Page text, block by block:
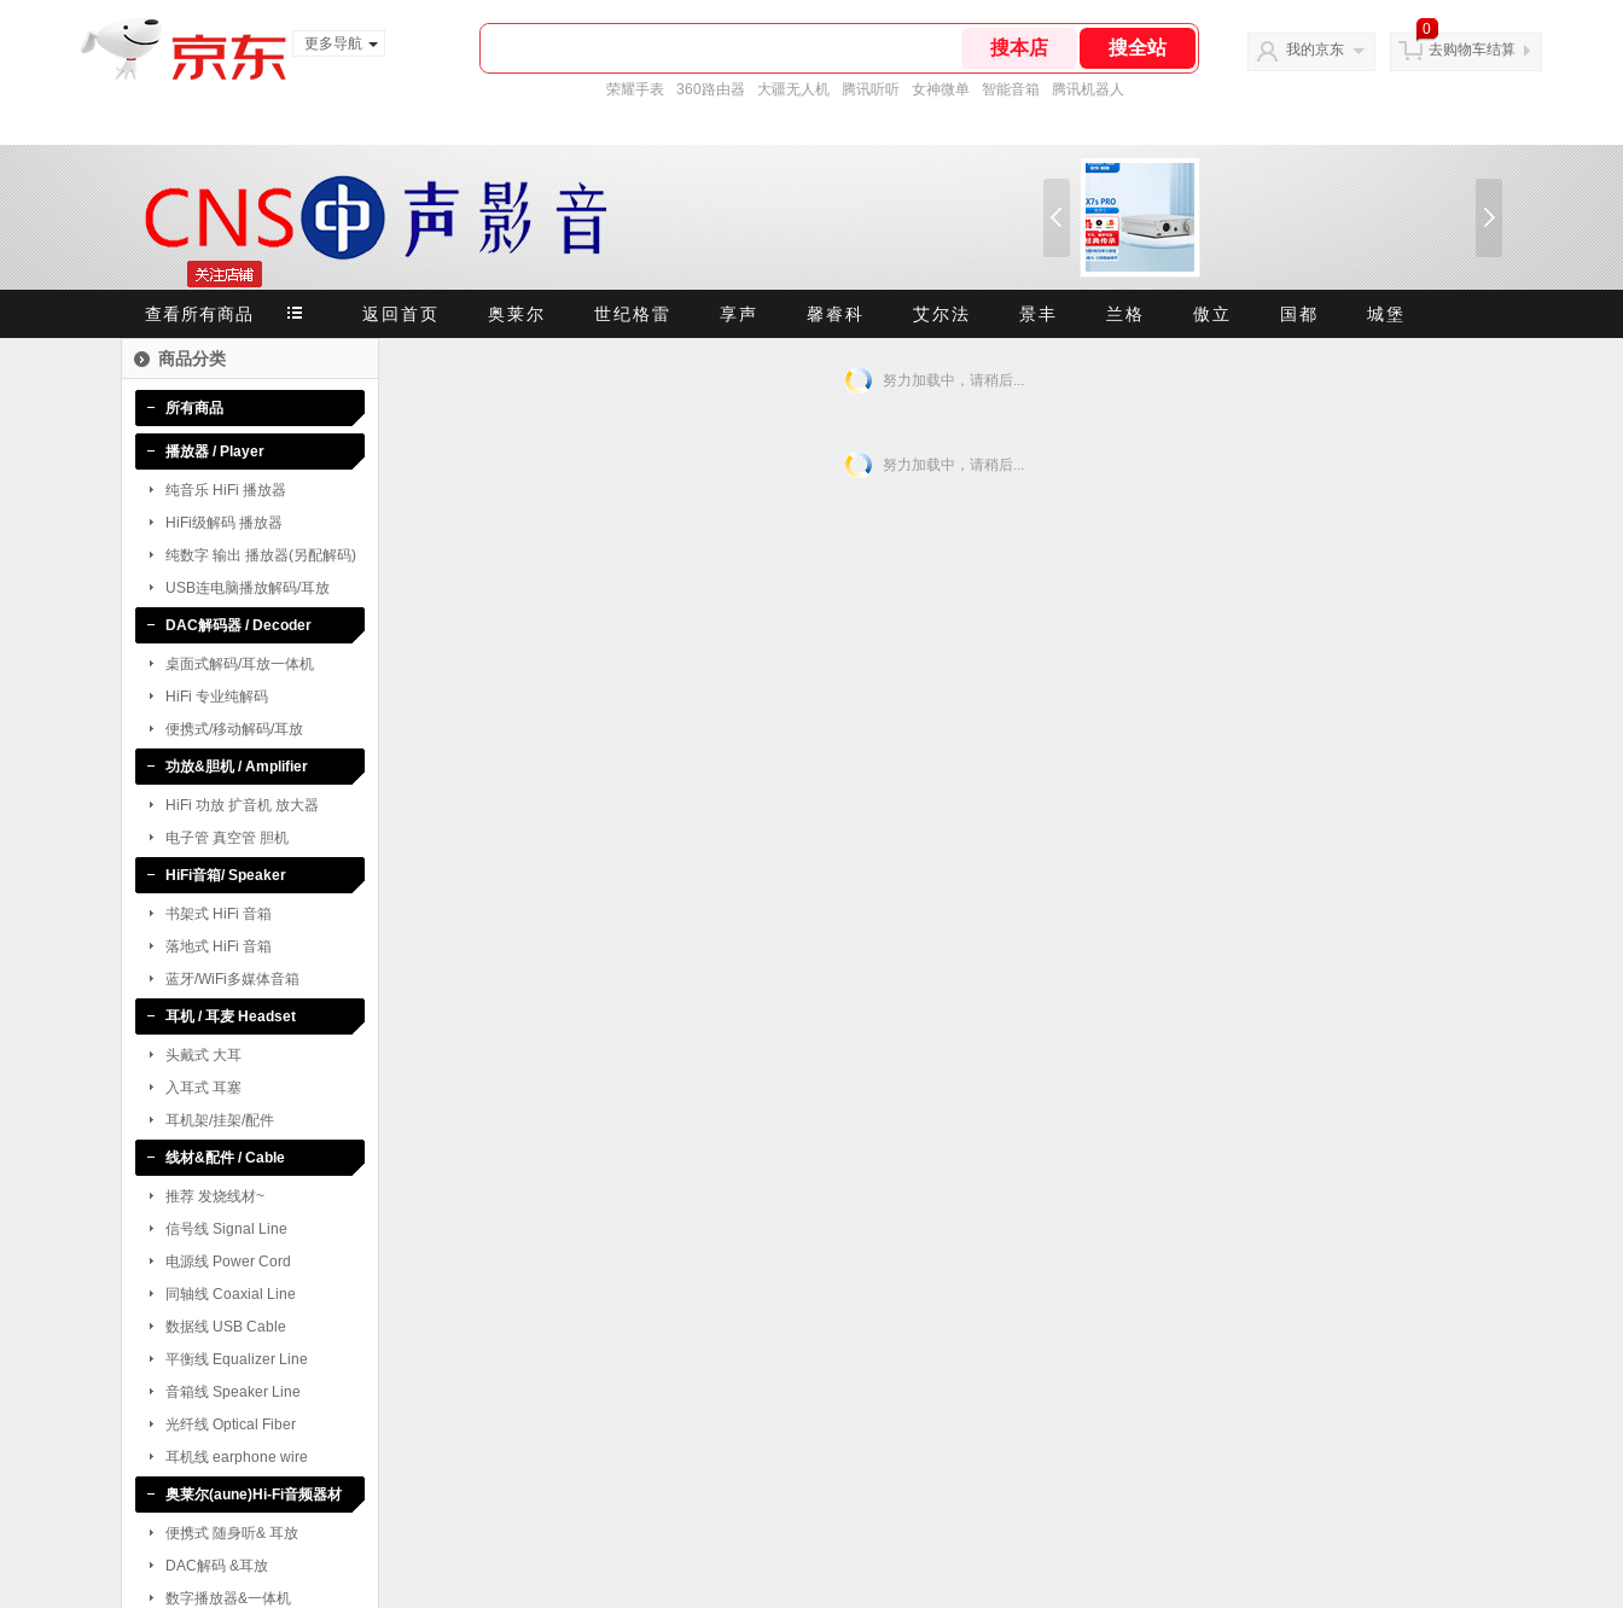
更多导航
荣耀手表 360路由器 大疆无人机 腾讯听听 女神微单 智能音箱 腾讯机器人
我的京东
0
去购物车结算
查看所有商品 返回首页 奥莱尔 世纪格雷 享声 馨睿科 艾尔法 景丰 兰格 傲立 国都 城堡
商品分类
所有商品
播放器 / Player
纯音乐 HiFi 播放器
HiFi级解码 播放器
纯数字 输出 播放器(另配解码)
USB连电脑播放解码/耳放
DAC解码器 / Decoder
桌面式解码/耳放一体机
HiFi 专业纯解码
便携式/移动解码/耳放
功放&胆机 / Amplifier
HiFi 功放 扩音机 放大器
电子管 真空管 胆机
HiFi音箱/ Speaker
书架式 HiFi 音箱
落地式 HiFi 音箱
蓝牙/WiFi多媒体音箱
耳机 / 耳麦 Headset
头戴式 大耳
入耳式 耳塞
耳机架/挂架/配件
线材&配件 / Cable
推荐 发烧线材~
信号线 Signal Line
电源线 Power Cord
同轴线 Coaxial Line
数据线 USB Cable
平衡线 Equalizer Line
音箱线 Speaker Line
光纤线 Optical Fiber
耳机线 earphone wire
奥莱尔(aune)Hi-Fi音频器材
便携式 随身听& 耳放
DAC解码 &耳放
数字播放器&一体机
努力加载中，请稍后...
努力加载中，请稍后...